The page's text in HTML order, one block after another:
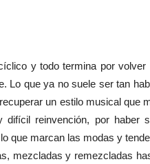
y todo termina por
Lo que ya no suele ser tan
un estilo musical
reinvención, por haber
que marcan las modas y
mezcladas y remezcladas